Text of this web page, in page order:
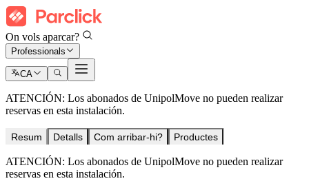
On vols aparcar?
Professionals
CA
ATENCIÓN: Los abonados de UnipolMove no pueden realizar
reservas en esta instalación.
Resum Detalls Com arribar-hi? Productes
ATENCIÓN: Los abonados de UnipolMove no pueden realizar
reservas en esta instalación.